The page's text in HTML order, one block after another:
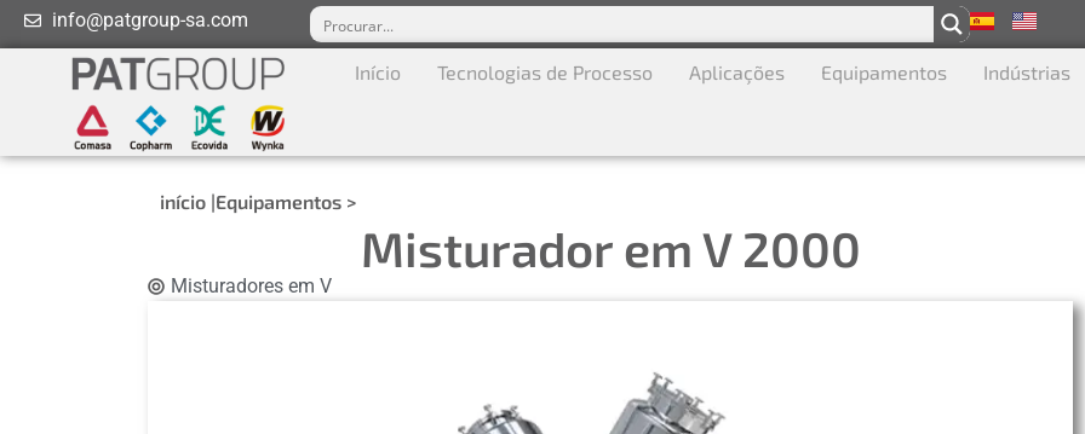
info@patgroup-sa.com
Início Tecnologias de Processo Aplicações Equipamentos Indústrias
início |Equipamentos >
Misturador em V 2000
Misturadores em V